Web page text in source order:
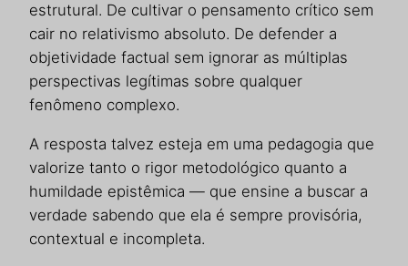
estrutural. De cultivar o pensamento crítico sem
cair no relativismo absoluto. De defender a
objetividade factual sem ignorar as múltiplas
perspectivas legítimas sobre qualquer
fenômeno complexo.
A resposta talvez esteja em uma pedagogia que
valorize tanto o rigor metodológico quanto a
humildade epistêmica — que ensine a buscar a
verdade sabendo que ela é sempre provisória,
contextual e incompleta.